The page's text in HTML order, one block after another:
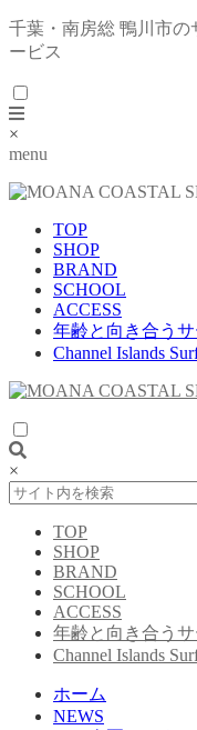
千葉・南房総 鴨川市
ービス
×
menu
TOP
SHOP
BRAND
SCHOOL
ACCESS
年齢と向き合う
Channel Islands
×
TOP
SHOP
BRAND
SCHOOL
ACCESS
年齢と向き合う
Channel Islands
ホーム
NEWS